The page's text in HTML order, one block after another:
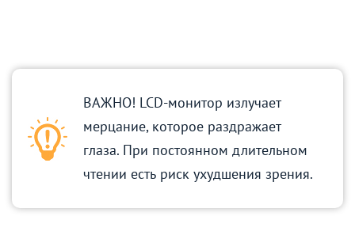
ВАЖНО! LCD-монитор излучает
мерцание, которое раздражает
глаза. При постоянном длительном
чтении есть риск ухудшения зрения.